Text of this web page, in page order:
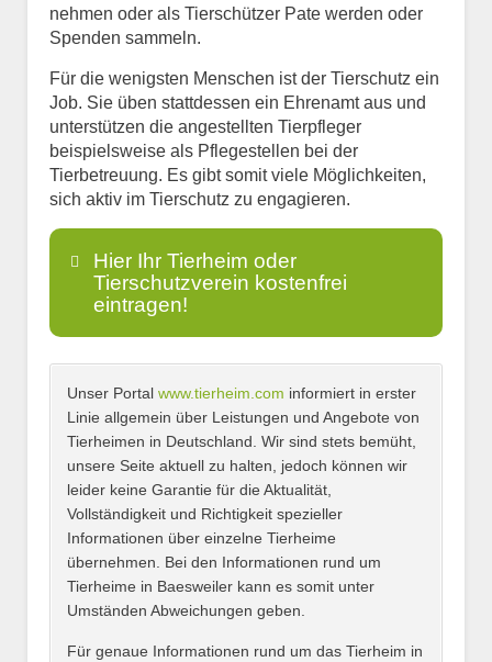
nehmen oder als Tierschützer Pate werden oder
Spenden sammeln.
Für die wenigsten Menschen ist der Tierschutz ein
Job. Sie üben stattdessen ein Ehrenamt aus und
unterstützen die angestellten Tierpfleger
beispielsweise als Pflegestellen bei der
Tierbetreuung. Es gibt somit viele Möglichkeiten,
sich aktiv im Tierschutz zu engagieren.
Hier Ihr Tierheim oder
Tierschutzverein kostenfrei
eintragen!
Name*
E-Mail*
Name des Tierheims*
Unser Portal www.tierheim.com informiert in erster
Linie allgemein über Leistungen und Angebote von
Tierheimen in Deutschland. Wir sind stets bemüht,
unsere Seite aktuell zu halten, jedoch können wir
leider keine Garantie für die Aktualität,
Vollständigkeit und Richtigkeit spezieller
Informationen über einzelne Tierheime
übernehmen. Bei den Informationen rund um
Tierheime in Baesweiler kann es somit unter
Umständen Abweichungen geben.
Für genaue Informationen rund um das Tierheim in